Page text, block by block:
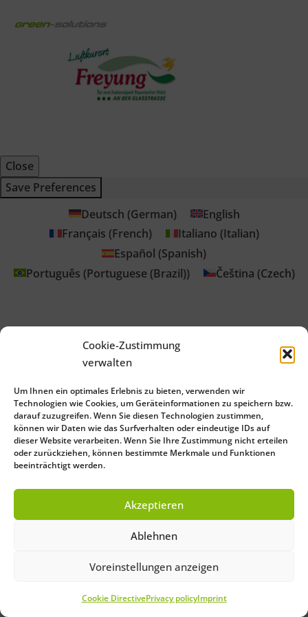
Cookie-Zustimmung
verwalten
Um Ihnen ein optimales Erlebnis zu bieten, verwenden wir
Technologien wie Cookies, um Geräteinformationen zu speichern bzw.
darauf zuzugreifen. Wenn Sie diesen Technologien zustimmen,
können wir Daten wie das Surfverhalten oder eindeutige IDs auf
dieser Website verarbeiten. Wenn Sie Ihre Zustimmung nicht erteilen
oder zurückziehen, können bestimmte Merkmale und Funktionen
beeinträchtigt werden.
Akzeptieren
Ablehnen
Voreinstellungen anzeigen
Cookie DirectivePrivacy policyImprint
Close
Save Preferences
Deutsch (German)
English
Français (French) Italiano (Italian)
Español (Spanish)
Português (Portuguese (Brazil)) Čeština (Czech)